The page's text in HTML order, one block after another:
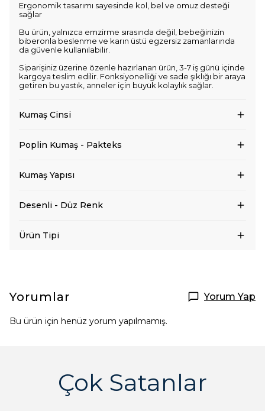
Ergonomik tasarımı sayesinde kol, bel ve omuz desteği
sağlar
Bu ürün, yalnızca emzirme sırasında değil, bebeğinizin
biberonla beslenme ve karın üstü egzersiz zamanlarında
da güvenle kullanılabilir.
Siparişiniz üzerine özenle hazırlanan ürün, 3-7 iş günü içinde
kargoya teslim edilir. Fonksiyonelliği ve sade şıklığı bir araya
getiren bu yastık, anneler için büyük kolaylık sağlar.
Kumaş Cinsi
Poplin Kumaş - Pakteks
Kumaş Yapısı
Desenli - Düz Renk
Ürün Tipi
Yorumlar Yorum Yap
Bu ürün için henüz yorum yapılmamış.
Çok Satanlar